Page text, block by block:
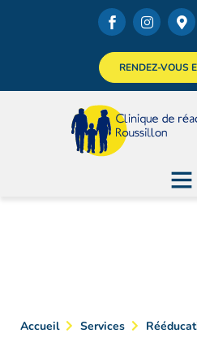
RENDEZ-VOUS
Accueil Services